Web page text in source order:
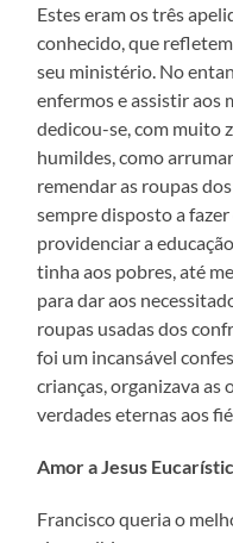
Estes eram os três
conhecido, que
seu ministério. No
enfermos e assistir aos
dedicou-se, com muito
humildes, como
remendar as roupas
sempre disposto a
providenciar a
tinha aos pobres, até
para dar aos
roupas usadas dos
foi um incansável
crianças, organizava as
verdades eternas aos
Amor a Jesus
Francisco queria o